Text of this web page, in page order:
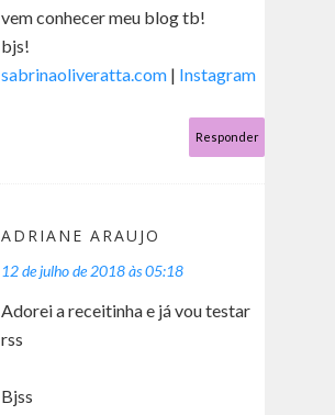
vem conhecer meu blog tb!
bjs!
sabrinaoliveratta.com | Instagram
Responder
ADRIANE ARAUJO
12 de julho de 2018 às 05:18
Adorei a receitinha e já vou testar
rss
Bjss